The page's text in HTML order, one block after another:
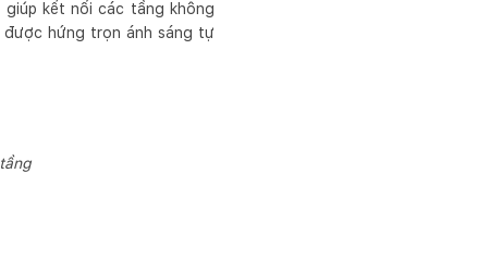
kết nối các tầng không
hứng trọn ánh sáng tự